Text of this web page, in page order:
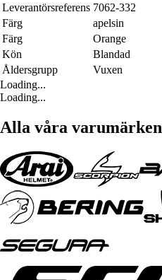
Leverantörsreferens 7062-332
Färg
apelsin
Färg
Orange
Kön
Blandad
Åldersgrupp
Vuxen
Loading...
Loading...
Alla våra varumärken